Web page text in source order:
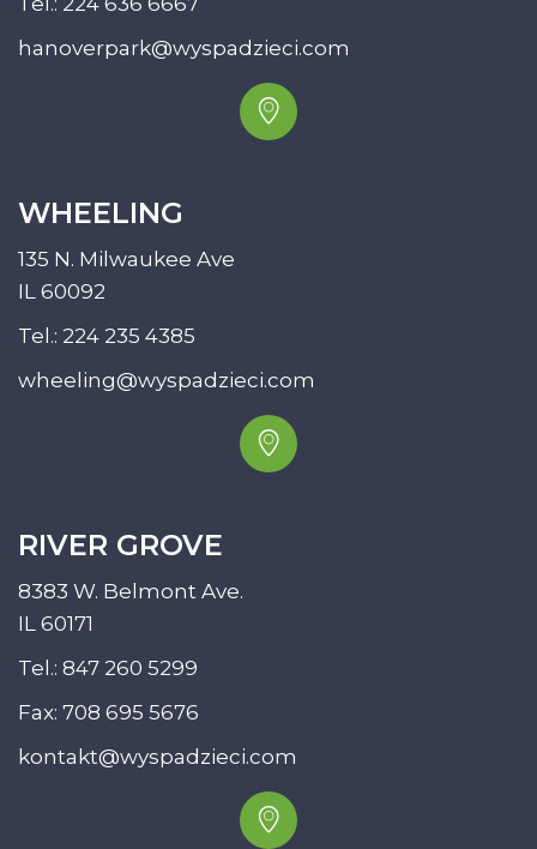
hanoverpark@wyspadzieci.com
WHEELING
135 N. Milwaukee Ave
IL 60092
Tel.: 224 235 4385
wheeling@wyspadzieci.com
RIVER GROVE
8383 W. Belmont Ave.
IL 60171
Tel.: 847 260 5299
Fax: 708 695 5676
kontakt@wyspadzieci.com